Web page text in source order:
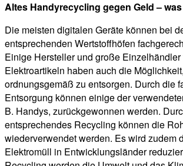
Altes Handyrecycling gegen Geld –
Die meisten digitalen Geräte können bei
entsprechenden Wertstoffhöfen
Einige Hersteller und große Einzelhändler
Elektroartikeln haben auch die
ordnungsgemäß zu entsorgen. Durch die
Entsorgung können einige der
B. Handys, zurückgewonnen werden.
entsprechendes Recycling können die
wiederverwendet werden. Es wird zudem
Elektromüll in Entwicklungsländer